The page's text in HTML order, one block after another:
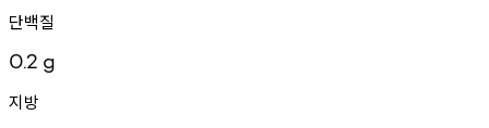
단백질
0.2 g
지방